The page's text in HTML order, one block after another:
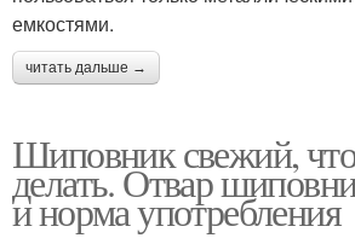
емкостями.
читать дальше →
Шиповник свежий,
делать. Отвар
и норма употребления